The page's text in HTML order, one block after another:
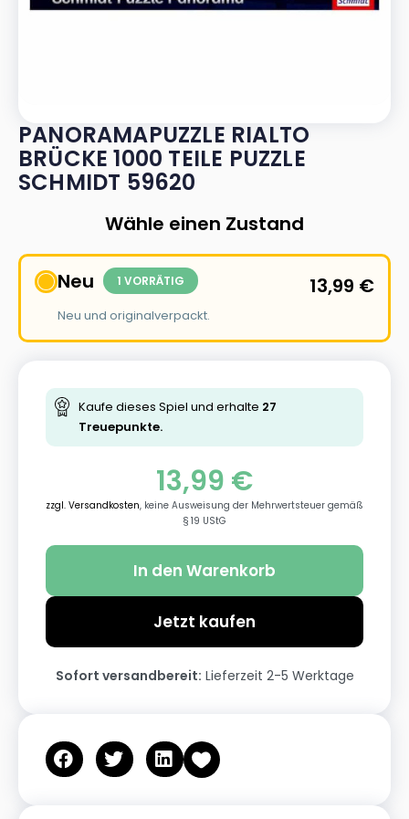
PANORAMAPUZZLE RIALTO
BRÜCKE 1000 TEILE PUZZLE
SCHMIDT 59620
Wähle einen Zustand
Neu 1 VORRÄTIG
Neu und originalverpackt.
13,99 €
Kaufe dieses Spiel und erhalte 27
Treuepunkte.
13,99 €
zzgl. Versandkosten, keine Ausweisung der Mehrwertsteuer gemäß
§ 19 UStG
In den Warenkorb
Jetzt kaufen
Sofort versandbereit: Lieferzeit 2-5 Werktage